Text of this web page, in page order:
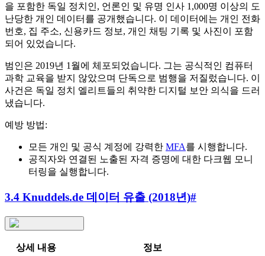
을 포함한 독일 정치인, 언론인 및 유명 인사 1,000명 이상의 도
난당한 개인 데이터를 공개했습니다. 이 데이터에는 개인 전화
번호, 집 주소, 신용카드 정보, 개인 채팅 기록 및 사진이 포함
되어 있었습니다.
범인은 2019년 1월에 체포되었습니다. 그는 공식적인 컴퓨터
과학 교육을 받지 않았으며 단독으로 범행을 저질렀습니다. 이
사건은 독일 정치 엘리트들의 취약한 디지털 보안 의식을 드러
냈습니다.
예방 방법:
모든 개인 및 공식 계정에 강력한 MFA를 시행합니다.
공직자와 연결된 노출된 자격 증명에 대한 다크웹 모니
터링을 실행합니다.
3.4 Knuddels.de 데이터 유출 (2018년)#
상세 내용
정보